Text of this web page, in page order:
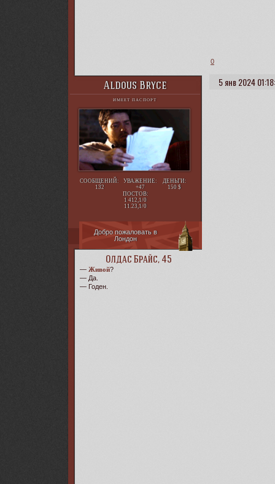
0
5 янв 2024
Aldous Bryce
ИМЕЕТ ПАСПОРТ
СООБЩЕНИЙ:
132
УВАЖЕНИЕ:
+47
ДЕНЬГИ:
150
ПОСТОВ:
1 412,1/0
11.23,1/0
Добро пожаловать в
Лондон
Олдас Брайс, 45
— Живой?
— Да.
— Годен.